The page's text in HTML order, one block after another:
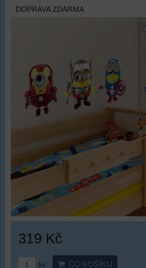
DOPRAVA ZDARMA
319 Kč
ks DO KOŠÍKU